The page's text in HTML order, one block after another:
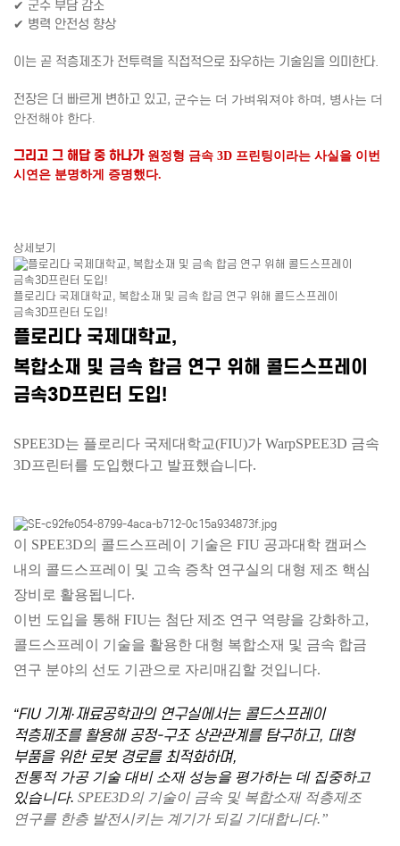
✔ 군수 부담 감소
✔ 병력 안전성 향상
이는 곧 적층제조가 전투력을 직접적으로 좌우하는 기술임을 의미한다.
전장은 더 빠르게 변하고 있고, 군수는 더 가벼워져야 하며, 병사는 더
안전해야 한다.
그리고 그 해답 중 하나가 원정형 금속 3D 프린팅이라는 사실을 이번
시연은 분명하게 증명했다.
상세보기
플로리다 국제대학교, 복합소재 및 금속 합금 연구 위해 콜드스프레이
금속3D프린터 도입!
플로리다 국제대학교,
복합소재 및 금속 합금 연구 위해 콜드스프레이
금속3D프린터 도입!
SPEE3D는 플로리다 국제대학교(FIU)가 WarpSPEE3D 금속
3D프린터를 도입했다고 발표했습니다.
이 SPEE3D의 콜드스프레이 기술은 FIU 공과대학 캠퍼스
내의 콜드스프레이 및 고속 증착 연구실의 대형 제조 핵심
장비로 활용됩니다.
이번 도입을 통해 FIU는 첨단 제조 연구 역량을 강화하고,
콜드스프레이 기술을 활용한 대형 복합소재 및 금속 합금
연구 분야의 선도 기관으로 자리매김할 것입니다.
“FIU 기계·재료공학과의 연구실에서는 콜드스프레이
적층제조를 활용해 공정-구조 상관관계를 탐구하고, 대형
부품을 위한 로봇 경로를 최적화하며,
전통적 가공 기술 대비 소재 성능을 평가하는 데 집중하고
있습니다. SPEE3D의 기술이 금속 및 복합소재 적층제조
연구를 한층 발전시키는 계기가 되길 기대합니다.”